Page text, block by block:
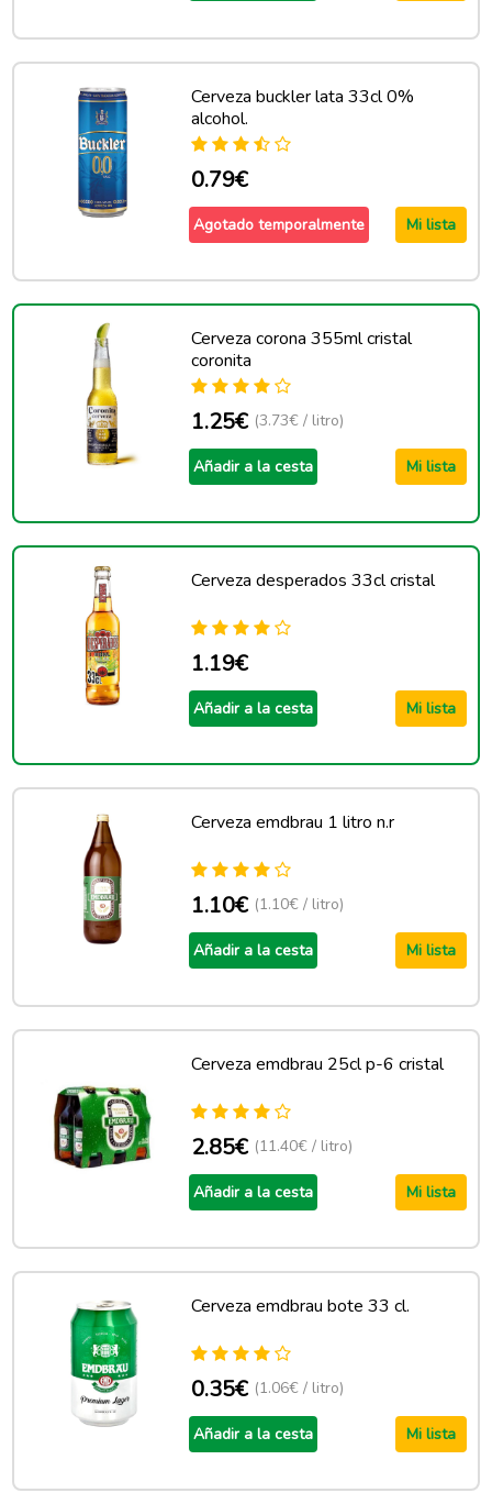
Cerveza buckler lata 33cl 0%
alcohol.
0.79€
Agotado temporalmente Mi lista
Cerveza corona 355ml cristal
coronita
1.25€ (3.73€ / litro)
Añadir a la cesta Mi lista
Cerveza desperados 33cl cristal
1.19€
Añadir a la cesta Mi lista
Cerveza emdbrau 1 litro n.r
1.10€ (1.10€ / litro)
Añadir a la cesta Mi lista
Cerveza emdbrau 25cl p-6 cristal
2.85€ (11.40€ / litro)
Añadir a la cesta Mi lista
Cerveza emdbrau bote 33 cl.
0.35€ (1.06€ / litro)
Añadir a la cesta Mi lista